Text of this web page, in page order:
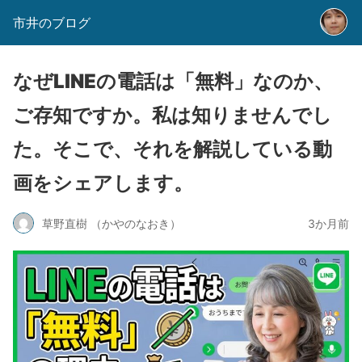
市井のブログ
なぜLINEの電話は「無料」なのか、
ご存知ですか。私は知りませんでし
た。そこで、それを解説している動
画をシェアします。
草野直樹 （かやのなおき） 3か月前